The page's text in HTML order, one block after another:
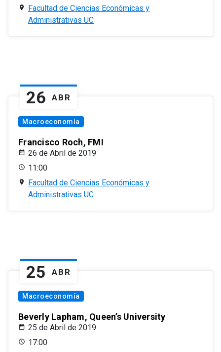
Facultad de Ciencias Económicas y
Administrativas UC
26 ABR
Macroeconomía
Francisco Roch, FMI
26 de Abril de 2019
11:00
Facultad de Ciencias Económicas y
Administrativas UC
25 ABR
Macroeconomía
Beverly Lapham, Queen’s University
25 de Abril de 2019
17:00